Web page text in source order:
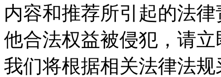
内容和推荐所引起的法
他合法权益被侵犯，请
我们将根据相关法律法